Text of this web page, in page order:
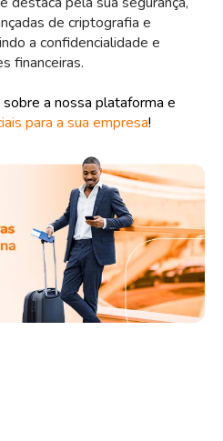
de criptografia e
a confidencialidade e
financeiras.
a nossa plataforma e
para a sua empresa!